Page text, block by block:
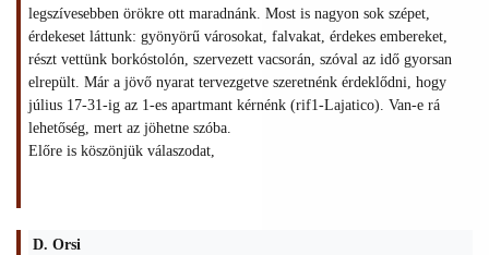
legszívesebben örökre ott maradnánk. Most is nagyon sok szépet,
érdekeset láttunk: gyönyörű városokat, falvakat, érdekes embereket,
részt vettünk borkóstolón, szervezett vacsorán, szóval az idő gyorsan
elrepült. Már a jövő nyarat tervezgetve szeretnénk érdeklődni, hogy
július 17-31-ig az 1-es apartmant kérnénk (rif1-Lajatico). Van-e rá
lehetőség, mert az jöhetne szóba.
Előre is köszönjük válaszodat,
D. Orsi